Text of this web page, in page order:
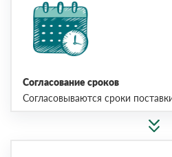
Согласование сроков
Согласовываются сроки